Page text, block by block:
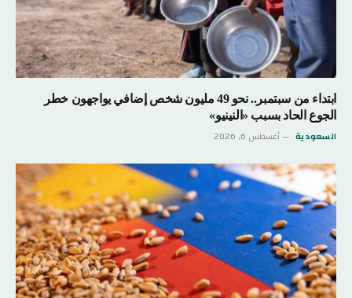
ابتداء من سبتمبر.. نحو 49 مليون شخص إضافي يواجهون خطر
الجوع الحاد بسبب «النينيو»
السعودية أغسطس 6, 2026